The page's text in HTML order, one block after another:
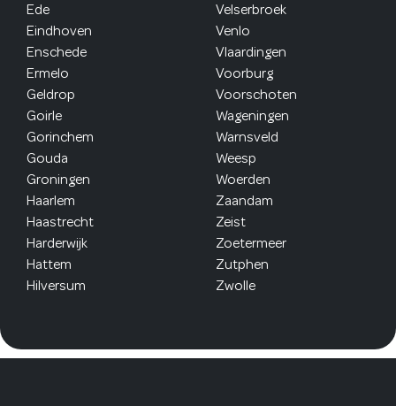
Ede
Eindhoven
Enschede
Ermelo
Geldrop
Goirle
Gorinchem
Gouda
Groningen
Haarlem
Haastrecht
Harderwijk
Hattem
Hilversum
Velserbroek
Venlo
Vlaardingen
Voorburg
Voorschoten
Wageningen
Warnsveld
Weesp
Woerden
Zaandam
Zeist
Zoetermeer
Zutphen
Zwolle